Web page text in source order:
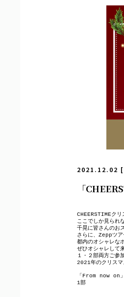
2021.12.02
「
CHEERSTIMEクリ
ここでしか見られ
千晃に皆さんのお
さらに、 Zeppツア
都内のオシャレな
ぜひオシャレして
１・２部両方ご参
2021年のクリス
「 From now on
1部